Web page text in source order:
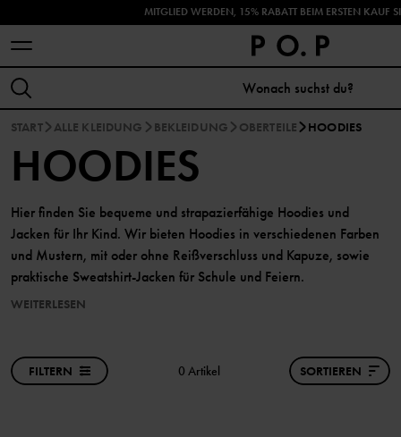
ENTDECKE DIE HERBSTNEUHEITEN!
START ALLE KLEIDUNG BEKLEIDUNG OBERTEILE HOODIES
HOODIES
Hier finden Sie bequeme und strapazierfähige Hoodies und
Jacken für Ihr Kind. Wir bieten Hoodies in verschiedenen Farben
und Mustern, mit oder ohne Reißverschluss und Kapuze, sowie
praktische Sweatshirt-Jacken für Schule und Feiern.
WEITERLESEN
FILTERN 0 Artikel SORTIEREN